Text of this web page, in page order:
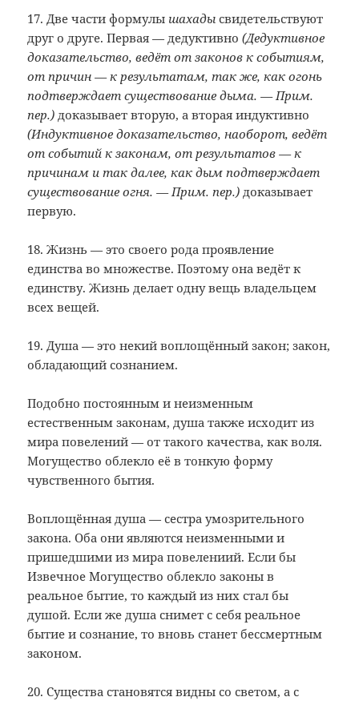
17. Две части формулы шахады свидетельствуют
друг о друге. Первая — дедуктивно(Дедуктивное
доказательство, ведёт от законов к событиям,
от причин — к результатам, так же, как огонь
подтверждает существование дыма. — Прим.
пер.)доказывает вторую, а вторая индуктивно
(Индуктивное доказательство, наоборот, ведёт
от событий к законам, от результатов — к
причинам и так далее, как дым подтверждает
существование огня. — Прим. пер.) доказывает
первую.
18. Жизнь — это своего рода проявление
единства во множестве. Поэтому она ведёт к
единству. Жизнь делает одну вещь владельцем
всех вещей.
19. Душа — это некий воплощённый закон; закон,
обладающий сознанием.
Подобно постоянным и неизменным
естественным законам, душа также исходит из
мира повелений — от такого качества, как воля.
Могущество облекло её в тонкую форму
чувственного бытия.
Воплощённая душа — сестра умозрительного
закона. Оба они являются неизменными и
пришедшими из мира повелениий. Если бы
Извечное Могущество облекло законы в
реальное бытие, то каждый из них стал бы
душой. Если же душа снимет с себя реальное
бытие и сознание, то вновь станет бессмертным
законом.
20. Существа становятся видны со светом, а с